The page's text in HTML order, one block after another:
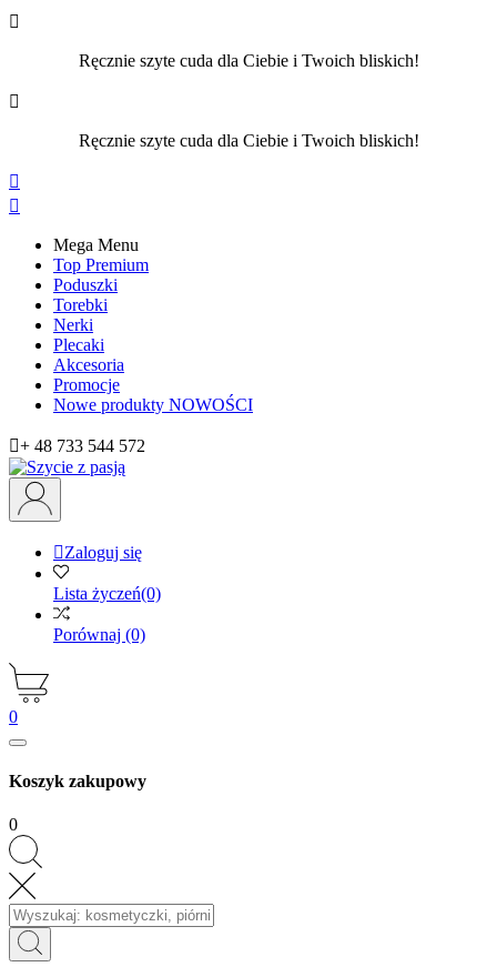

Ręcznie szyte cuda dla Ciebie i Twoich bliskich!

Ręcznie szyte cuda dla Ciebie i Twoich bliskich!


Mega Menu
Top Premium
Poduszki
Torebki
Nerki
Plecaki
Akcesoria
Promocje
Nowe produkty NOWOŚCI
+ 48 733 544 572
Zaloguj się
Lista życzeń(0)
Porównaj (0)
0
Koszyk zakupowy
0